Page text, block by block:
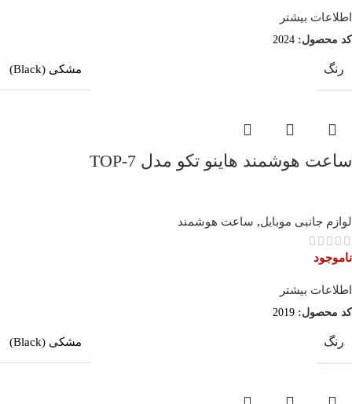
اطلاعات بیشتر
کد محصول: 2024
رنگ مشکی (Black)
ساعت هوشمند هاینو تکو مدل TOP-7
لوازم جانبی موبایل, ساعت هوشمند
ناموجود
اطلاعات بیشتر
کد محصول: 2019
رنگ مشکی (Black)